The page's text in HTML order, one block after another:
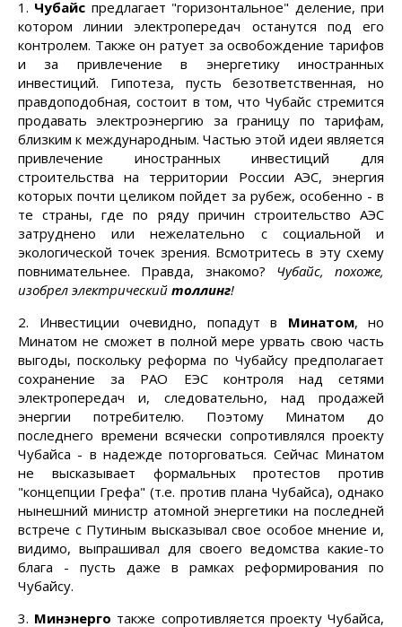
1. Чубайс предлагает "горизонтальное" деление, при
котором линии электропередач останутся под его
контролем. Также он ратует за освобождение тарифов
и за привлечение в энергетику иностранных
инвестиций. Гипотеза, пусть безответственная, но
правдоподобная, состоит в том, что Чубайс стремится
продавать электроэнергию за границу по тарифам,
близким к международным. Частью этой идеи является
привлечение иностранных инвестиций для
строительства на территории России АЭС, энергия
которых почти целиком пойдет за рубеж, особенно - в
те страны, где по ряду причин строительство АЭС
затруднено или нежелательно с социальной и
экологической точек зрения. Всмотритесь в эту схему
повнимательнее. Правда, знакомо? Чубайс, похоже,
изобрел электрический толлинг!
2. Инвестиции очевидно, попадут в Минатом, но
Минатом не сможет в полной мере урвать свою часть
выгоды, поскольку реформа по Чубайсу предполагает
сохранение за РАО ЕЭС контроля над сетями
электропередач и, следовательно, над продажей
энергии потребителю. Поэтому Минатом до
последнего времени всячески сопротивлялся проекту
Чубайса - в надежде поторговаться. Сейчас Минатом
не высказывает формальных протестов против
"концепции Грефа" (т.е. против плана Чубайса), однако
нынешний министр атомной энергетики на последней
встрече с Путиным высказывал свое особое мнение и,
видимо, выпрашивал для своего ведомства какие-то
блага - пусть даже в рамках реформирования по
Чубайсу.
3. Минэнерго также сопротивляется проекту Чубайса,